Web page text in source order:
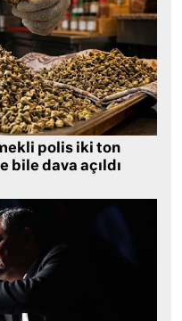
polis iki ton
bile dava açıldı